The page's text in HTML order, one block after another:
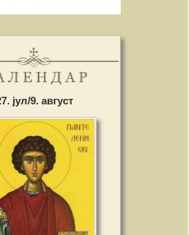
јул/9. август